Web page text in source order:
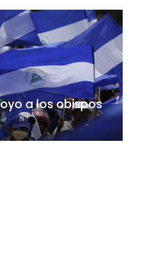
a los obispos